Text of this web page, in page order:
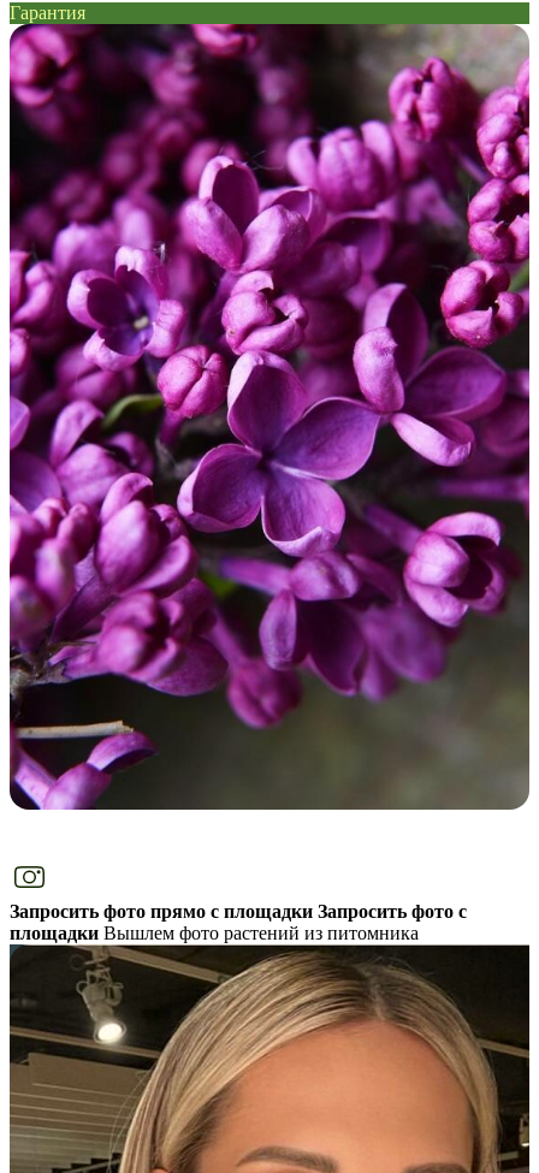
Гарантия
Запросить фото прямо с площадки Запросить фото с
площадки Вышлем фото растений из питомника